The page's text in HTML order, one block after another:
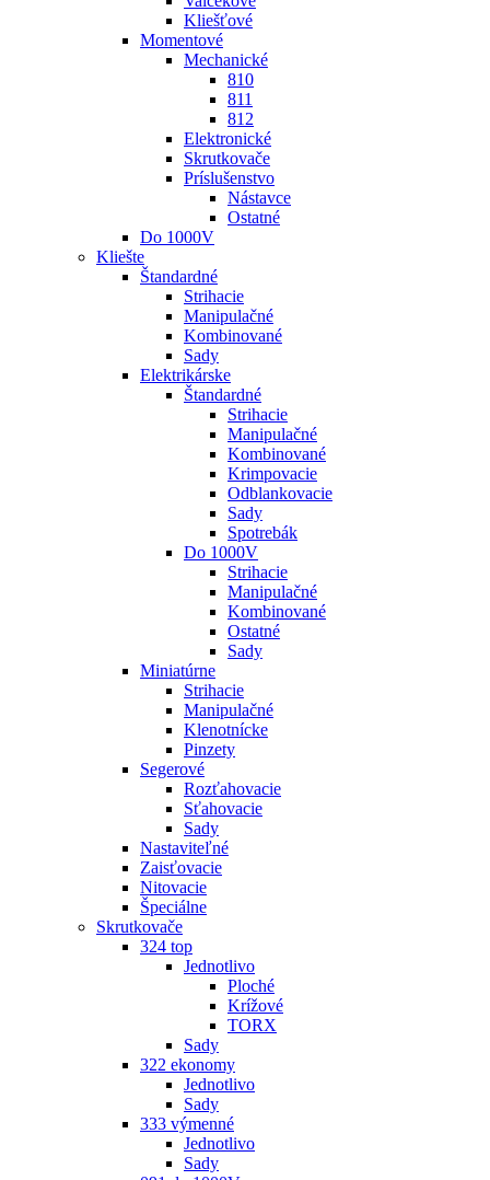
Kliešťové
Momentové
Mechanické
810
811
812
Elektronické
Skrutkovače
Príslušenstvo
Nástavce
Ostatné
Do 1000V
Kliešte
Štandardné
Strihacie
Manipulačné
Kombinované
Sady
Elektrikárske
Štandardné
Strihacie
Manipulačné
Kombinované
Krimpovacie
Odblankovacie
Sady
Spotrebák
Do 1000V
Strihacie
Manipulačné
Kombinované
Ostatné
Sady
Miniatúrne
Strihacie
Manipulačné
Klenotnícke
Pinzety
Segerové
Rozťahovacie
Sťahovacie
Sady
Nastaviteľné
Zaisťovacie
Nitovacie
Špeciálne
Skrutkovače
324 top
Jednotlivo
Ploché
Krížové
TORX
Sady
322 ekonomy
Jednotlivo
Sady
333 výmenné
Jednotlivo
Sady